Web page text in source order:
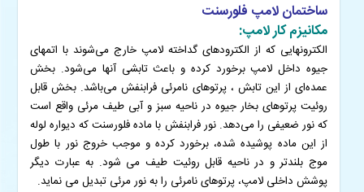
ساختمان لامپ فلورسنت
مکانیزم کار لامپ:
الکترونهایی که از الکترودهای گداخته لامپ خارج می‌شوند با اتمهای
جیوه داخل لامپ برخورد کرده و باعث تابشی آنها می‌شود. بخش
عمده‌ای از این تابش ، پرتوهای نامرئی فرابنفش می‌باشد. بخش قابل
روئیت پرتوهای بخار جیوه در ناحیه سبز و آبی طیف مرئی واقع است
که نور ضعیفی را می‌دهد. نور فرابنفش با ماده فلورسنت که دیواره لوله
از این ماده پوشیده شده، برخورد کرده و موجب خروج نور با طول
موج بلندتر و در ناحیه قابل روئیت طیف می شود. به عبارت دیگر
پوشش داخلی لامپ، پرتوهای نامرئی را به نور مرئی تبدیل می نماید.